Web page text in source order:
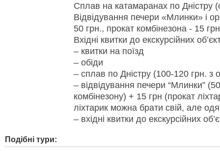
Сплав на катамаранах по Дністру
Відвідування печери «Млинки» і
50 грн., прокат комбінезона - 15
Вхідні квитки до екскурсійних
– квитки на поїзд
– обіди
– сплав по Дністру (100-120 грн. з
– відвідування печери “Млинки”
комбінезону) + 15 грн (прокат
ліхтарик можна брати свій, але
– вхідні квитки до екскурсійних
Подібні тури: